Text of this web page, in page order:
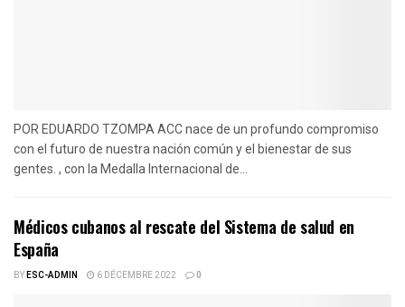
POR EDUARDO TZOMPA ACC nace de un profundo compromiso
con el futuro de nuestra nación común y el bienestar de sus
gentes. , con la Medalla Internacional de...
Médicos cubanos al rescate del Sistema de salud en
España
BYESC-ADMIN 6 DÉCEMBRE 2022 0